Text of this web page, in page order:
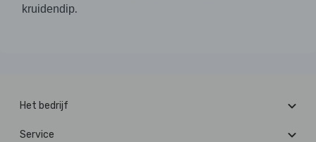
kruidendip.
Het bedrijf
Service